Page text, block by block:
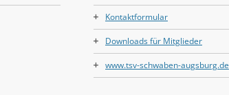
Kontaktformular
Downloads für Mitglieder
www.tsv-schwaben-augsburg.de